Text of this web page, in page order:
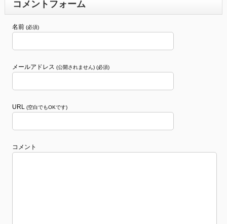
コメントフォーム
名前 (必須)
メールアドレス (公開されません) (必須)
URL (空白でもOKです)
コメント